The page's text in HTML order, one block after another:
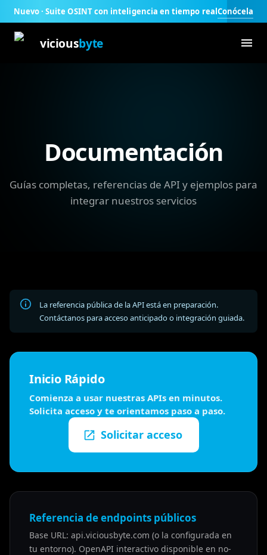
Nuevo · Suite OSINT con inteligencia en tiempo realConócela
viciousbyte
Documentación
Guías completas, referencias de API y ejemplos para
integrar nuestros servicios
La referencia pública de la API está en preparación.
Contáctanos para acceso anticipado o integración guiada.
Inicio Rápido
Comienza a usar nuestras APIs en minutos.
Solicita acceso y te orientamos paso a paso.
Solicitar acceso
Referencia de endpoints públicos
Base URL: api.viciousbyte.com (o la configurada en
tu entorno). OpenAPI interactivo disponible en no-